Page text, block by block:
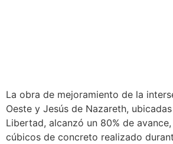
La obra de mejoramiento de la
Oeste y Jesús de Nazareth,
Libertad, alcanzó un 80% de
cúbicos de concreto realizado